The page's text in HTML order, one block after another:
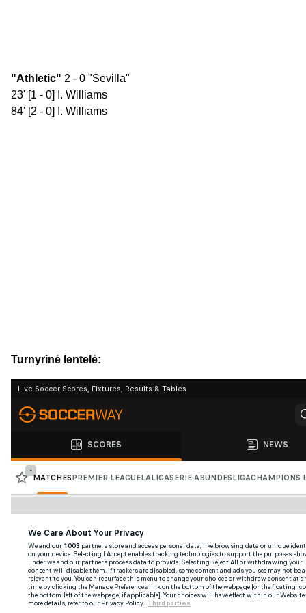
"Athletic" 2 - 0 "Sevilla"
23' [1 - 0] I. Williams
84' [2 - 0] I. Williams
Turnyrinė lentelė: